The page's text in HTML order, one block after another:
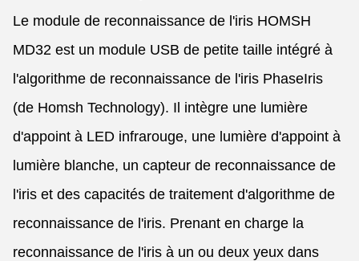
Le module de reconnaissance de l'iris HOMSH
MD32 est un module USB de petite taille intégré à
l'algorithme de reconnaissance de l'iris PhaseIris
(de Homsh Technology). Il intègre une lumière
d'appoint à LED infrarouge, une lumière d'appoint à
lumière blanche, un capteur de reconnaissance de
l'iris et des capacités de traitement d'algorithme de
reconnaissance de l'iris. Prenant en charge la
reconnaissance de l'iris à un ou deux yeux dans